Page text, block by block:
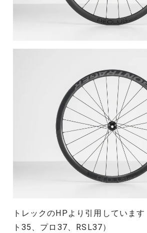
トレックのHPより引用していま
ト35、プロ37、RSL37）